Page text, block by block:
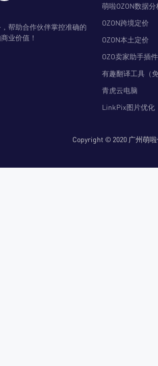
帮助合作伙伴掌控准确的
业价值！
萌啦OZON数据分
OZON跨境定价
OZON本土定价
OZO卖家助手插件
有趣翻译工具（
青虎云电脑
LinkPix图片优化
Copyright © 2020 广州萌